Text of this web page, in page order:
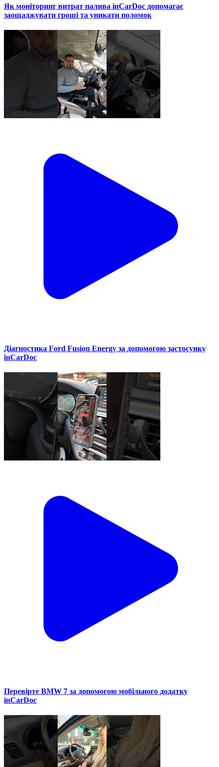
Як моніторинг витрат палива inCarDoc допомагає
заощаджувати гроші та уникати поломок
Діагностика Ford Fusion Energy за допомогою застосунку
inCarDoc
Перевірте BMW 7 за допомогою мобільного додатку
inCarDoc